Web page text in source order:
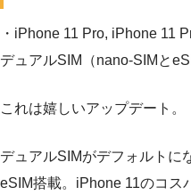
・iPhone 11 Pro, iPhone 11
デュアルSIM（nano-SIMと
これは嬉しいアップデート。
デュアルSIMがデフォルトに
eSIM搭載。iPhone 11のコス